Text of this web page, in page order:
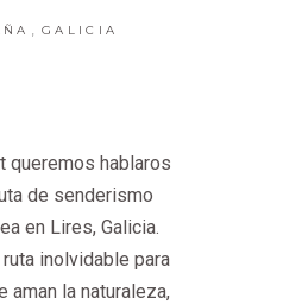
GALICIA
queremos hablaros
de senderismo
en Lires, Galicia.
inolvidable para
aman la naturaleza,